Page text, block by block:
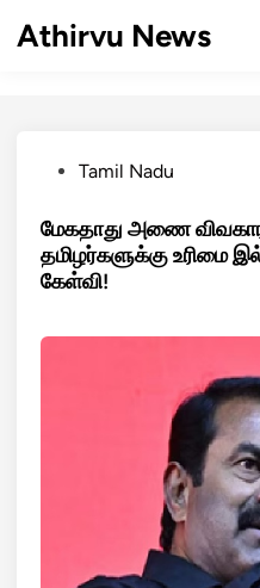
Athirvu News
PostedTamil Nadu
மேகதாது அணை
தமிழர்களுக்கு உரிமை
கேள்வி!